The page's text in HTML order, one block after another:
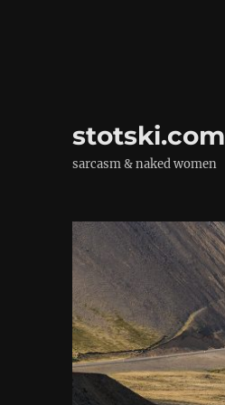
stotski.com
sarcasm & naked women